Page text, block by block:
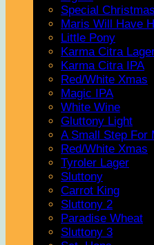
Special
Maris Will Have
Little Pony
Karma Citra
Karma Citra IPA
Red/White Xmas
Magic IPA
White Wine
Gluttony Light
A Small Step For
Red/White Xmas
Tyroler Lager
Sluttony
Carrot King
Sluttony 2
Paradise Wheat
Sluttony 3